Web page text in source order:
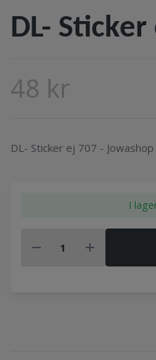
DL-
48 kr
DL- Sticker ej 707 - Jowashop
I